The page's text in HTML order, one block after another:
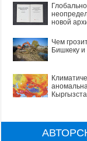
новой
Чем
Бишкеку